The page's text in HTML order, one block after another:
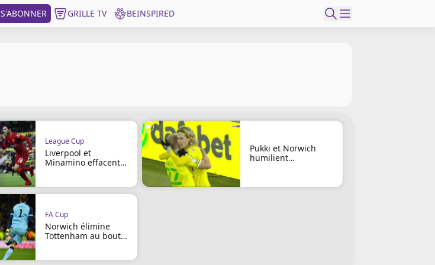
S'ABONNER GRILLE TV BEINSPIRED
League Cup
Liverpool et
Minamino effacent
Pukki et Norwich
humilient
FA Cup
Norwich élimine
Tottenham au bout